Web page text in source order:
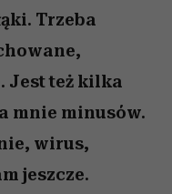
Trzeba
Jest też kilka
mnie minusów.
wirus,
jeszcze.